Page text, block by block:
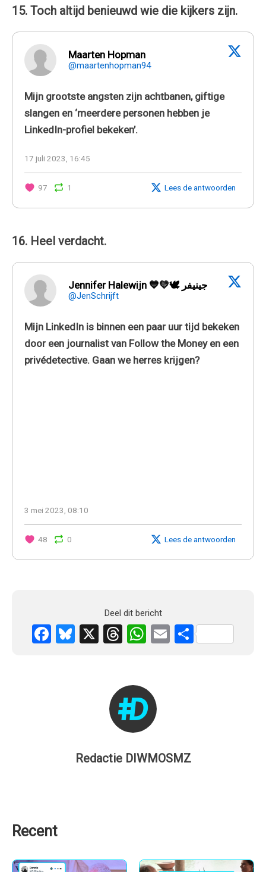
15. Toch altijd benieuwd wie die kijkers zijn.
Maarten Hopman
@maartenhopman94
Mijn grootste angsten zijn achtbanen, giftige
slangen en ‘meerdere personen hebben je
LinkedIn-profiel bekeken’.
17 juli 2023, 16:45
97 1 Lees de antwoorden
16. Heel verdacht.
Jennifer Halewijn 💙💛🕊 جينيفر
@JenSchrijft
Mijn LinkedIn is binnen een paar uur tijd bekeken
door een journalist van Follow the Money en een
privédetective. Gaan we herres krijgen?
3 mei 2023, 08:10
48 0 Lees de antwoorden
Deel dit bericht
Facebook
Bluesky
X Threads
WhatsApp
EmailDelen
Redactie DIWMOSMZ
Recent